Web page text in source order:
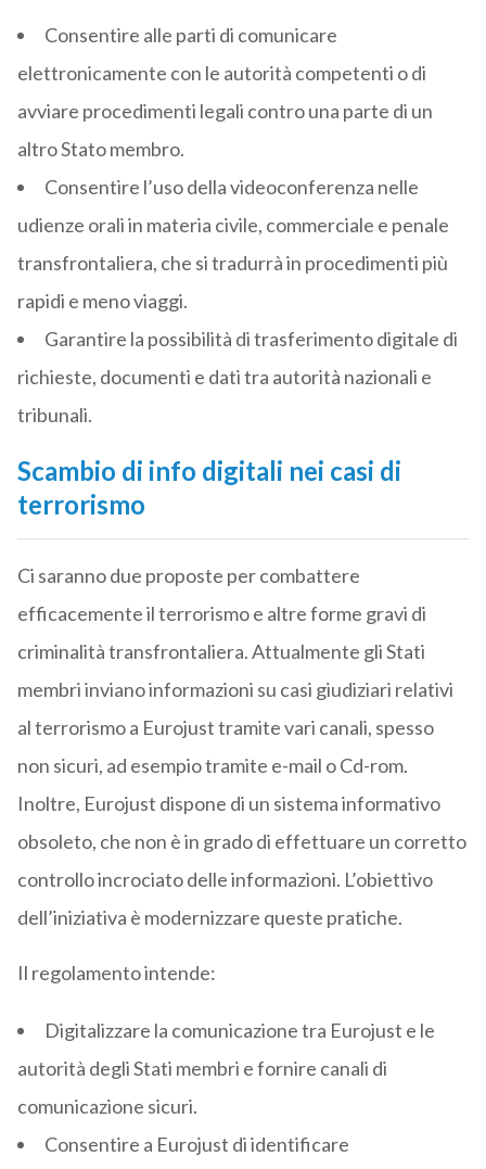
Consentire alle parti di comunicare
elettronicamente con le autorità competenti o di
avviare procedimenti legali contro una parte di un
altro Stato membro.
Consentire l’uso della videoconferenza nelle
udienze orali in materia civile, commerciale e penale
transfrontaliera, che si tradurrà in procedimenti più
rapidi e meno viaggi.
Garantire la possibilità di trasferimento digitale di
richieste, documenti e dati tra autorità nazionali e
tribunali.
Scambio di info digitali nei casi di
terrorismo
Ci saranno due proposte per combattere
efficacemente il terrorismo e altre forme gravi di
criminalità transfrontaliera. Attualmente gli Stati
membri inviano informazioni su casi giudiziari relativi
al terrorismo a Eurojust tramite vari canali, spesso
non sicuri, ad esempio tramite e-mail o Cd-rom.
Inoltre, Eurojust dispone di un sistema informativo
obsoleto, che non è in grado di effettuare un corretto
controllo incrociato delle informazioni. L’obiettivo
dell’iniziativa è modernizzare queste pratiche.
Il regolamento intende:
Digitalizzare la comunicazione tra Eurojust e le
autorità degli Stati membri e fornire canali di
comunicazione sicuri.
Consentire a Eurojust di identificare